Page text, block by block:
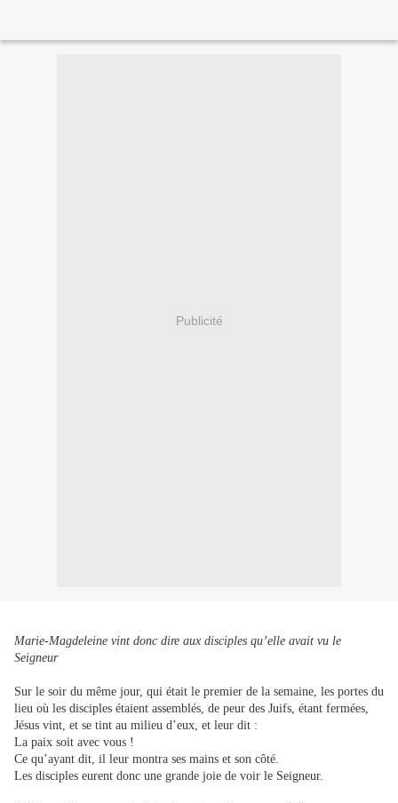
Publicité
Marie-Magdeleine vint donc dire aux disciples qu’elle avait vu le
Seigneur
Sur le soir du même jour, qui était le premier de la semaine, les portes du
lieu où les disciples étaient assemblés, de peur des Juifs, étant fermées,
Jésus vint, et se tint au milieu d’eux, et leur dit :
La paix soit avec vous !
Ce qu’ayant dit, il leur montra ses mains et son côté.
Les disciples eurent donc une grande joie de voir le Seigneur.